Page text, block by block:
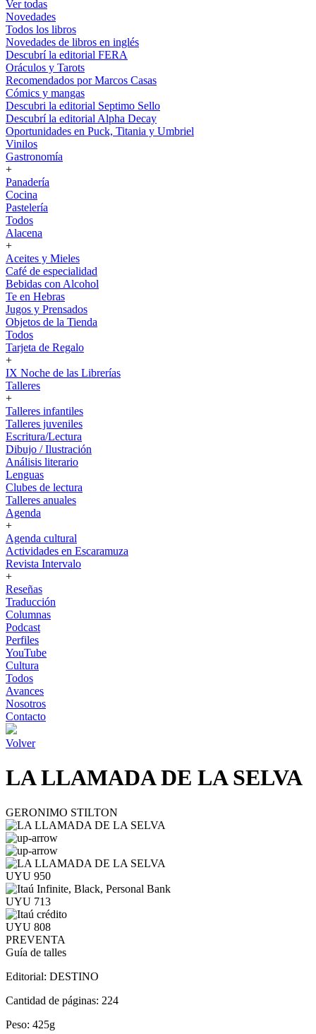
Ver todas
Novedades
Todos los libros
Novedades de libros en inglés
Descubrí la editorial FERA
Oráculos y Tarots
Recomendados por Marcos Casas
Cómics y mangas
Descubri la editorial Septimo Sello
Descubrí la editorial Alpha Decay
Oportunidades en Puck, Titania y Umbriel
Vinilos
Gastronomía
+
Panadería
Cocina
Pastelería
Todos
Alacena
+
Aceites y Mieles
Café de especialidad
Bebidas con Alcohol
Te en Hebras
Jugos y Prensados
Objetos de la Tienda
Todos
Tarjeta de Regalo
+
IX Noche de las Librerías
Talleres
+
Talleres infantiles
Talleres juveniles
Escritura/Lectura
Dibujo / Ilustración
Análisis literario
Lenguas
Clubes de lectura
Talleres anuales
Agenda
+
Agenda cultural
Actividades en Escaramuza
Revista Intervalo
+
Reseñas
Traducción
Columnas
Podcast
Perfiles
YouTube
Cultura
Todos
Avances
Nosotros
Contacto
Volver
LA LLAMADA DE LA SELVA
GERONIMO STILTON
UYU 950
UYU 713
UYU 808
PREVENTA
Guía de talles
Editorial: DESTINO
Cantidad de páginas: 224
Peso: 425g